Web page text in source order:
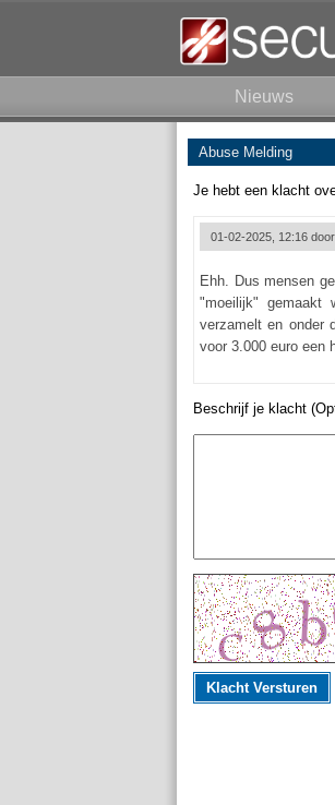
Nieuws
Abuse Melding
Je hebt een klacht
01-02-2025, 12:16 door
Ehh. Dus mensen
"moeilijk" gemaakt
verzamelt en onder
voor 3.000 euro een
Beschrijf je klacht
Klacht Versturen